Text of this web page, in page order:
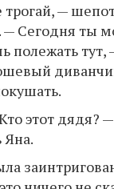
трогай, —
— Сегодня ты
полежать тут,
этот дядя?
Яна.